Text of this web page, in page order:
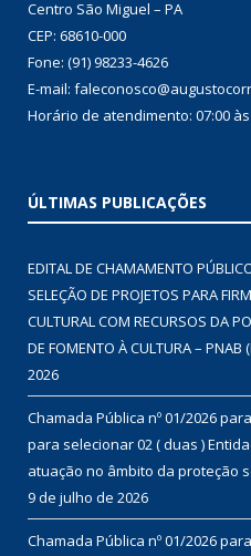
Centro São Miguel – PA
CEP: 68610-000
Fone: (91) 98233-4626
E-mail:
Horário de atendimento: 07:00 às
ÚLTIMAS PUBLICAÇÕES
EDITAL DE CHAMAMENTO
SELEÇÃO DE PROJETOS PARA
CULTURAL COM RECURSOS DA
DE FOMENTO À CULTURA – PNAB
2026
Chamada Pública nº 01/2026
para selecionar 02 ( duas )
atuação no âmbito da proteção
9 de julho de 2026
Chamada Pública nº 01/2026